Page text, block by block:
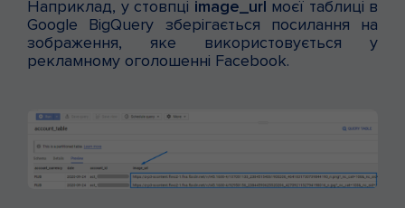
Наприклад, у стовпці image_url моєї таблиці в
Google BigQuery зберігається посилання на
зображення, яке використовується у
рекламному оголошенні Facebook.